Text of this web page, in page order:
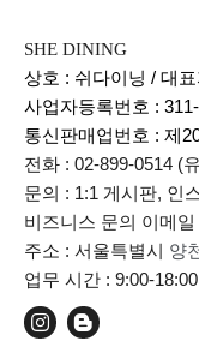
SHE DINING
상호 : 쉬다이닝 / 대
사업자등록번호 :
통신판매업번호 : 제
전화 : 02-899-0514 (
문의 : 1:1 게시판, 인
비즈니스 문의 이메
주소 : 서울특별시 양
업무 시간 : 9:00-